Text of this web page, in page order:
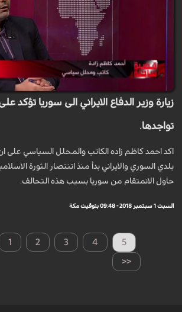
زيارة وزير الدفاع الايراني الى سوريا تؤكد
تواجدها.
اكد احمد كاظم زاده الكاتب والمحلل السياسي على
بلدي السوري والايراني بدأ منذ اتنتصار الثورة
حاول الانمتقام من سوريا بسبب هذه التحالف.
السبت 1 سبتمبر 2018 - 09:48 بتوقيت مكة
1 2 3 4 5
<<